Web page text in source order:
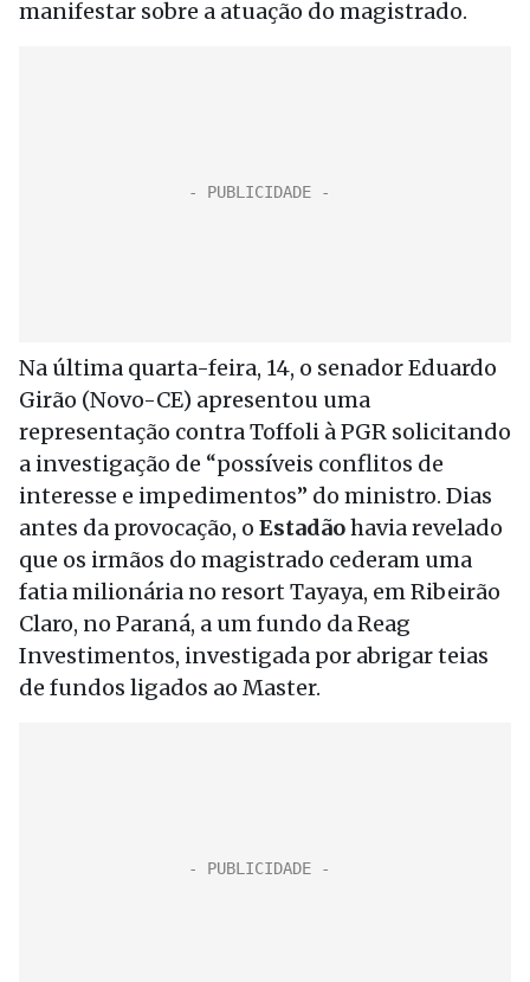
manifestar sobre a atuação do magistrado.
Na última quarta-feira, 14, o senador Eduardo
Girão (Novo-CE) apresentou uma
representação contra Toffoli à PGR solicitando
a investigação de “possíveis conflitos de
interesse e impedimentos” do ministro. Dias
antes da provocação, o Estadãohavia revelado
que os irmãos do magistrado cederam uma
fatia milionária no resort Tayaya, em Ribeirão
Claro, no Paraná, a um fundo da Reag
Investimentos, investigada por abrigar teias
de fundos ligados ao Master.